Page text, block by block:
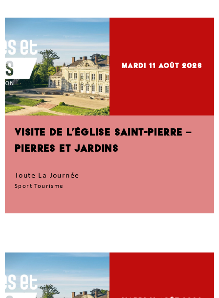
mardi 11 Août 2026
VISITE DE L’ÉGLISE SAINT-PIERRE –
PIERRES ET JARDINS
Toute La Journée
Sport Tourisme